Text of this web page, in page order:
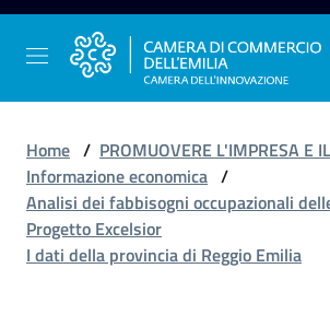
Vai al contenuto
Vai alla navigazione
Vai al footer
La
Camera
Home / PROMUOVERE L'IMPRESA E
Informazione economica /
Analisi dei fabbisogni occupazionali
Progetto Excelsior
I dati della provincia di Reggio Emilia